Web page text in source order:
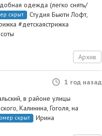
одежда (легко снять/
скрыт
Студия Бьюти Лофт,
#детскаястрижка
Архив
1 год назад
в районе улицы
Калинина, Гоголя, на
скрыт Ирина